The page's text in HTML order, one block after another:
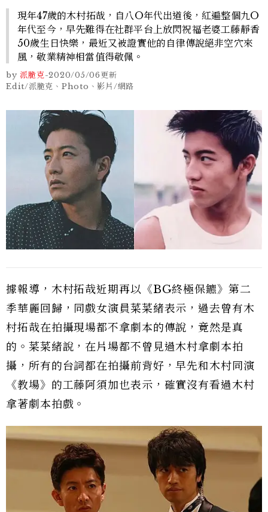
現年47歲的木村拓哉，自八O年代出道後，紅遍整個九O
年代至今，早先難得在社群平台上放閃祝福老婆工藤靜香
50歲生日快樂，最近又被證實他的自律傳說絕非空穴來
風，敬業精神相當值得敬佩。
by 派脆克-2020/05/06更新
Edit/派脆克、Photo、影片/網路
據報導，木村拓哉近期再以《BG終極保鑣》第二
季華麗回歸，同戲女演員菜菜緒表示，過去曾有木
村拓哉在拍攝現場都不拿劇本的傳說，竟然是真
的。菜菜緒說，在片場都不曾見過木村拿劇本拍
攝，所有的台詞都在拍攝前背好，早先和木村同演
《教場》的工藤阿須加也表示，確實沒有看過木村
拿著劇本拍戲。